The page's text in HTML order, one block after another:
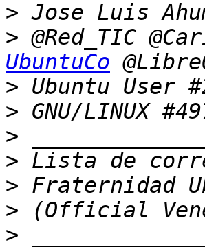
>
> @Red_TIC
UbuntuCo
>
>
>
>
>
>
>